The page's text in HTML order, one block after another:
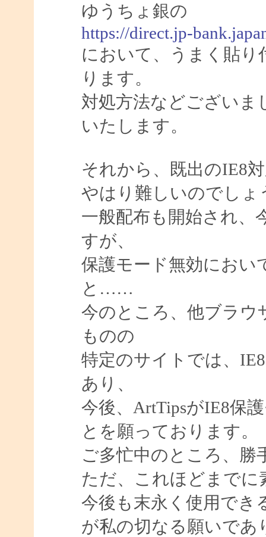
ゆうちょ銀の
https://direct.jp-
において、うまく貼
ります。
対処方法などございま
いたします。
それから、既出のIE8
やはり難しいのでしょ
一般配布も開始され、
すが、
保護モード無効におい
と……
今のところ、他ブラウ
ものの
特定のサイトでは、
あり、
今後、ArtTipsがIE8保
とを願っております。
ご多忙中のところ、勝
ただ、これほどまで
今後も末永く使用でき
が私の切なる願いであ